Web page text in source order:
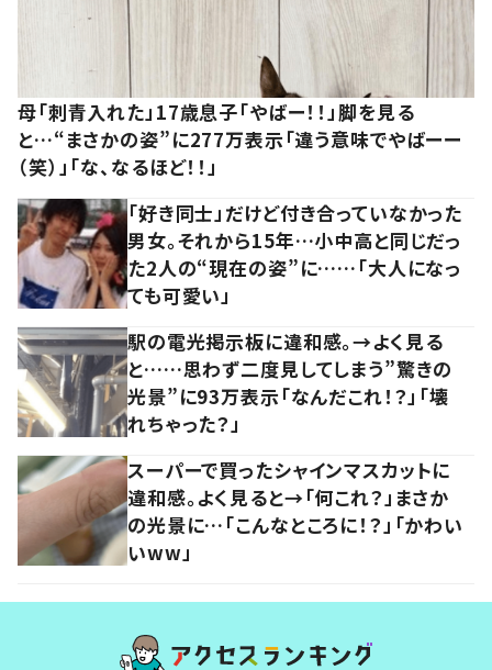
母「刺青入れた」17歳息子「やばー！！」脚を見る
と…“まさかの姿”に277万表示「違う意味でやばーー
（笑）」「な、なるほど！！」
「好き同士」だけど付き合っていなかった
男女。それから15年…小中高と同じだっ
た2人の“現在の姿”に……「大人になっ
ても可愛い」
駅の電光掲示板に違和感。→よく見る
と……思わず二度見してしまう”驚きの
光景”に93万表示「なんだこれ！？」「壊
れちゃった？」
スーパーで買ったシャインマスカットに
違和感。よく見ると→「何これ？」まさか
の光景に…「こんなところに！？」「かわい
いww」